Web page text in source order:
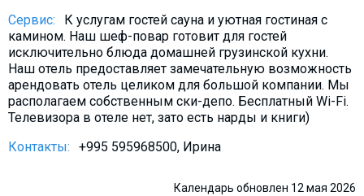
Сервис:
К услугам гостей сауна и уютная гостиная с
камином. Наш шеф-повар готовит для гостей
исключительно блюда домашней грузинской кухни.
Наш отель предоставляет замечательную возможность
арендовать отель целиком для большой компании. Мы
располагаем собственным ски-депо. Бесплатный Wi-Fi.
Телевизора в отеле нет, зато есть нарды и книги)
Контакты:
+995 595968500, Ирина
Календарь обновлен 12 мая 2026